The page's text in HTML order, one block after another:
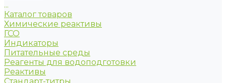
...
Каталог товаров
Химические реактивы
ГСО
Индикаторы
Питательные среды
Реагенты для водоподготовки
Реактивы